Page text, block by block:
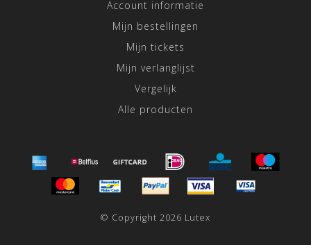
Account informatie
Mijn bestellingen
Mijn tickets
Mijn verlanglijst
Vergelijk
Alle producten
© Copyright 2026 Lutex